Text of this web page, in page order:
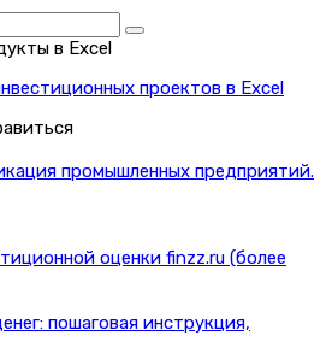
в Excel
промышленных предприятий.
оценки finzz.ru (более